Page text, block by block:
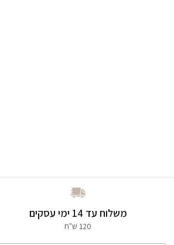
משלוח עד 14 ימי עסקים
120 ש"ח